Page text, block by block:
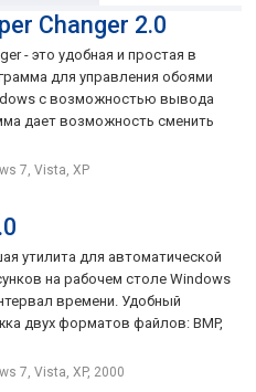
www.photodesktop.ru.
Changer 2.0
- это удобная и простая в
для управления обоями
с возможностью вывода
дает возможность сменить
7, Vista, XP
утилита для автоматической
на рабочем столе Windows
времени. Удобный
двух форматов файлов: BMP,
7, Vista, XP, 2000